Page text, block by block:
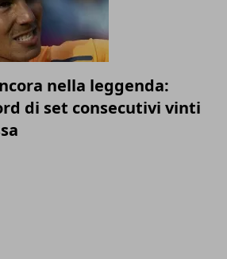
nella leggenda:
di set consecutivi vinti